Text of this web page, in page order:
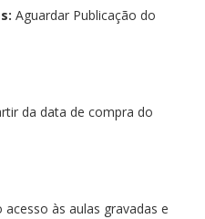
Aguardar Publicação do
da data de compra do
às aulas gravadas e